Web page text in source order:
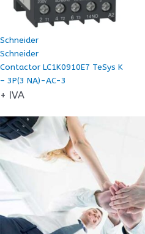
ABB
ABB
Pulsador Abb P9MPLRGV
1SFA184521R9101 Modular Rojo
+ IVA